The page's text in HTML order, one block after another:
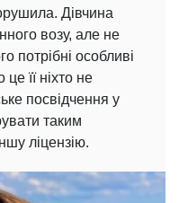
Дівчина
возу, але не
потрібні особливі
її ніхто не
посвідчення у
таким
ліцензію.